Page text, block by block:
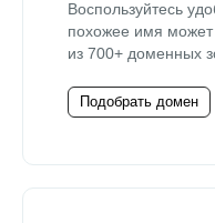
Воспользуйтесь
похожее имя
из 700+ доменных
Подобрать домен